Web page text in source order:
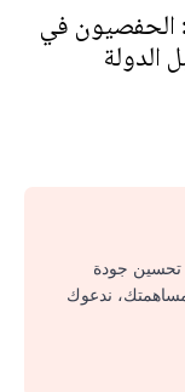
الحفصيون في
قبل الدولة
تحسين جودة
مساهمتك، ندعوك